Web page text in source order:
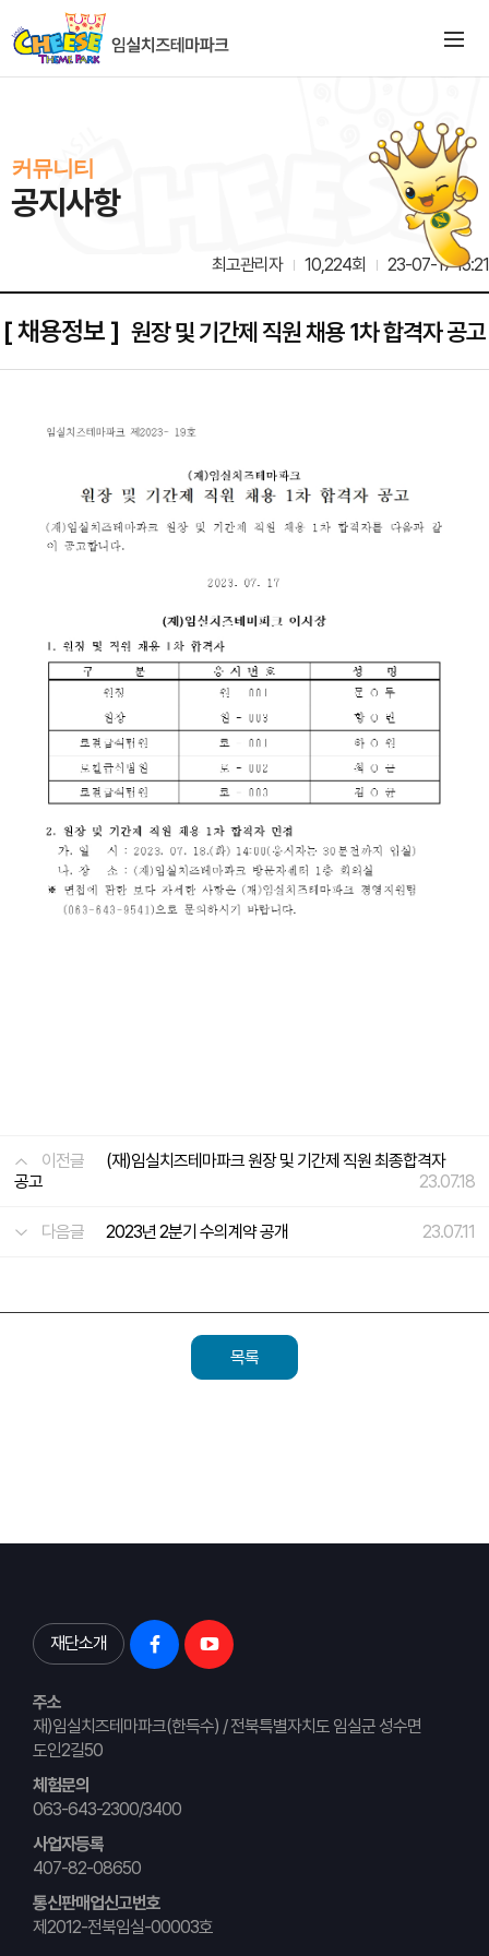
커뮤니티
공지사항
최고관리자 10,224회 23-07-17 15:21
[ 채용정보 ] 원장 및 기간제 직원 채용 1차 합격자 공고
이전글
(재)임실치즈테마파크 원장 및 기간제 직원 최종합격자
공고
23.07.18
다음글 2023년 2분기 수의계약 공개 23.07.11
목록
재단소개
주소
재)임실치즈테마파크(한득수) / 전북특별자치도 임실군 성수면
도인2길50
체험문의
063-643-2300/3400
사업자등록
407-82-08650
통신판매업신고번호
제2012-전북임실-00003호